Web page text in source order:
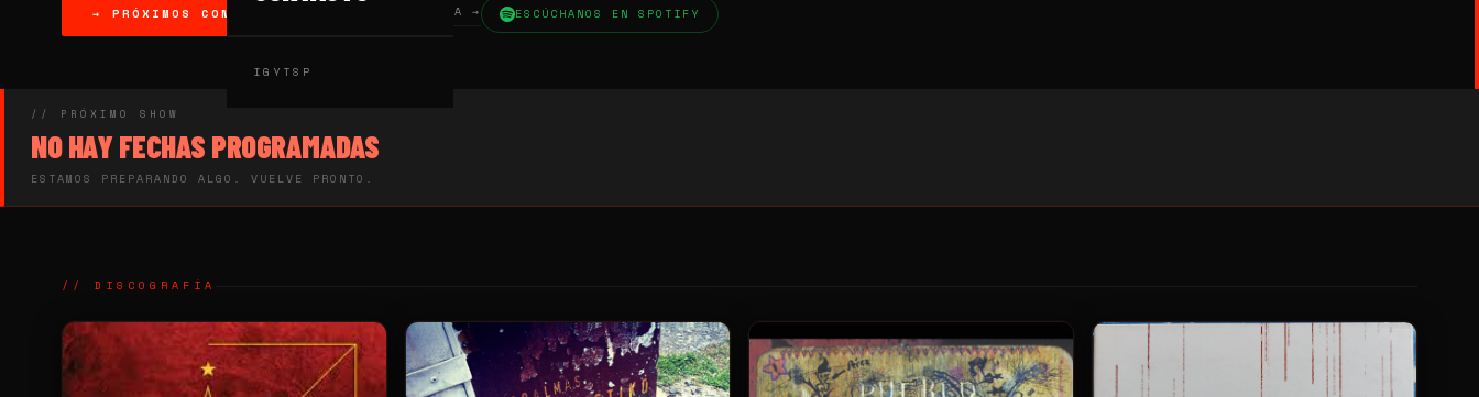
IG YT SP
→ PRÓXIMOS CONCIERTOS VER DISCOGRAFÍA → ESCÚCHANOS EN SPOTIFY
// PRÓXIMO SHOW
NO HAY FECHAS PROGRAMADAS
ESTAMOS PREPARANDO ALGO. VUELVE PRONTO.
// DISCOGRAFÍA